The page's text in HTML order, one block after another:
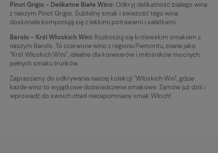
Pinot Grigio - Delikatne Białe Wino:Odkryj delikatność białego wina
z naszym Pinot Grigio. Subtelny smak i świeżość tego wina
doskonale komponują się z lekkimi potrawami i sałatkami.
Barolo - Król Włoskich Wini: Rozkoszuj się królewskim smakiem z
naszym Barolo. To czerwone wino z regionu Piemontu, znane jako
"Król Włoskich Wini", idealne dla koneserów i miłośników mocnych,
pełnych smaku trunków.
Zapraszamy do odkrywania naszej kolekcji "Włoskich Win", gdzie
każde wino to wyjątkowe doświadczenie smakowe. Zamów już dziś i
wprowadź do swoich chwil niezapomniany smak Włoch!